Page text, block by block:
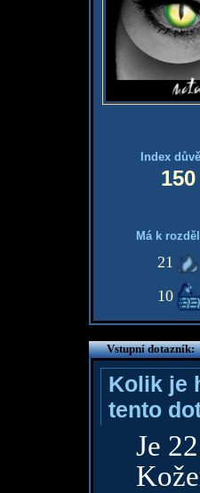
Index
150
Má k
21
10
Vstupní dotazník:
Kolik je
tento
Je